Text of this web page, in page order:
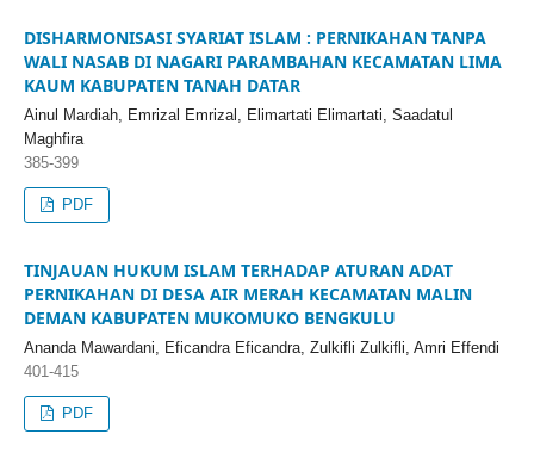
DISHARMONISASI SYARIAT ISLAM : PERNIKAHAN TANPA
WALI NASAB DI NAGARI PARAMBAHAN KECAMATAN LIMA
KAUM KABUPATEN TANAH DATAR
Ainul Mardiah, Emrizal Emrizal, Elimartati Elimartati, Saadatul
Maghfira
385-399
PDF
TINJAUAN HUKUM ISLAM TERHADAP ATURAN ADAT
PERNIKAHAN DI DESA AIR MERAH KECAMATAN MALIN
DEMAN KABUPATEN MUKOMUKO BENGKULU
Ananda Mawardani, Eficandra Eficandra, Zulkifli Zulkifli, Amri Effendi
401-415
PDF